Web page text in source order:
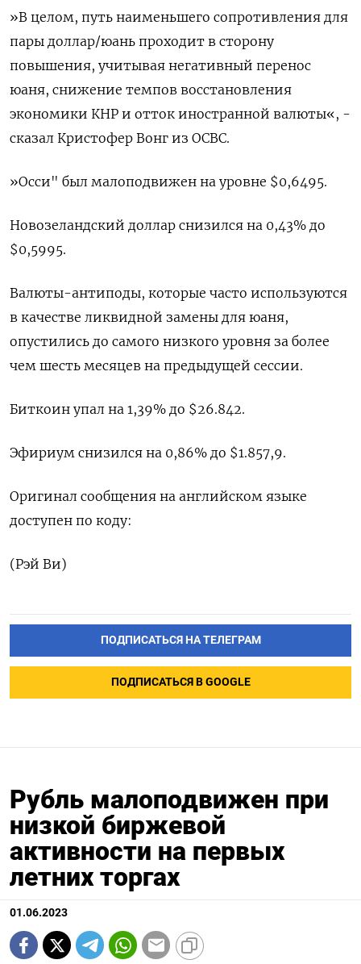
»В целом, путь наименьшего сопротивления для
пары доллар/юань проходит в сторону
повышения, учитывая негативный перенос
юаня, снижение темпов восстановления
экономики КНР и отток иностранной валюты«, -
сказал Кристофер Вонг из OCBC.
»Осси" был малоподвижен на уровне $0,6495​.
Новозеландский доллар снизился на 0,43% до
$0,5995​.
Валюты-антиподы, которые часто используются
в качестве ликвидной замены для юаня,
опустились до самого низкого уровня за более
чем шесть месяцев на предыдущей сессии.
Биткоин упал на 1,39% до $26.842.
Эфириум снизился на 0,86% до $1.857,9.
Оригинал сообщения на английском языке
доступен по коду:
(Рэй Ви)
ПОДПИСАТЬСЯ НА ТЕЛЕГРАМ
ПОДПИСАТЬСЯ В GOOGLE
Рубль малоподвижен при
низкой биржевой
активности на первых
летних торгах
01.06.2023